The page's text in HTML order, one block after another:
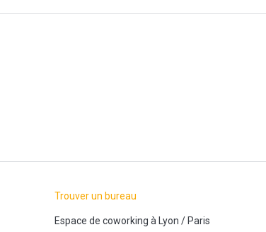
Trouver un bureau
Espace de coworking à Lyon /Paris